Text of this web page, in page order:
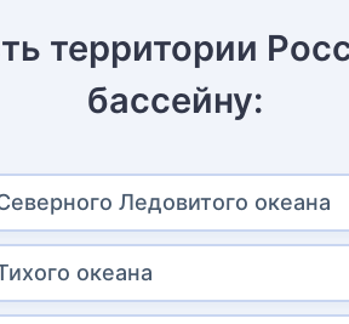
территории
бассейну:
Ледовитого океана
океана